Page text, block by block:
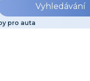
Vyhledávání
pro auta